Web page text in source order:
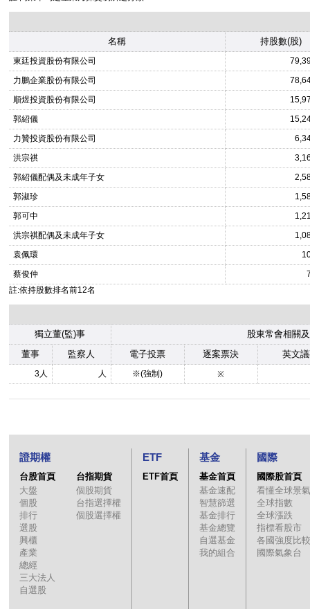
名稱 持股數(股)
東廷投資股份有限公司
力鵬企業股份有限公司
順煜投資股份有限公司
郭紹儀
力贊投資股份有限公司
洪宗祺
郭紹儀配偶及未成年子女
郭淑珍
郭可中
洪宗祺配偶及未成年子女
袁佩環
蔡俊仲
註:依持股數排名前12名
獨立董(監)事
股東常會相關
董事
監察人 電子投票 逐案票決 英文
3人 人 ※(強制) ※
證期權
台股首頁
大盤
個股
排行
選股
興櫃
產業
總經
三大法人
自選股
台指期貨
個股期貨
台指選擇權
個股選擇權
ETF
ETF首頁
基金
基金首頁
基金速配
智慧篩選
基金排行
基金總覽
自選基金
我的組合
國際
國際股首頁
看懂全球景氣
全球指數
全球漲跌
指標看股市
各國強度比較
國際氣象台